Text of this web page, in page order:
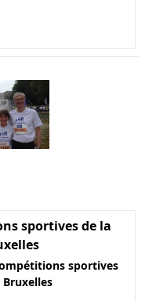
sportives de la
sportives
Bruxelles